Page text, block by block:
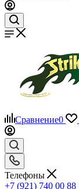
Сравнение0
Телефоны
+7 (921) 740 00 88